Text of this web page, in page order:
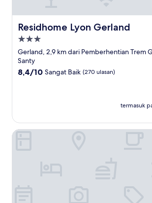
Residhome Lyon Gerland
Residhome Lyon Gerland
Properti
bintang
3.0
Gerland, 2,9 km dari Pemberhentian Trem
Santy
8.4
ulasan)
8,4/10 Sangat Baik (270 ulasan)
termasuk
Residhotel Lyon Part Dieu